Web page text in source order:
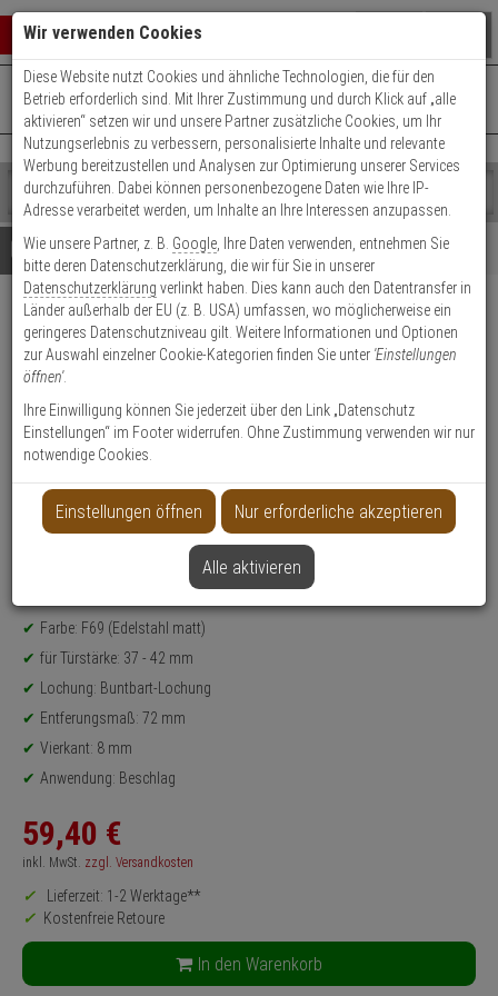
Warenkorb schließen
0 ARTIKEL IM WARENKORB
Ihr Warenkorb ist momentan leer.
Ergebnisse ()
Fertig
Shop
durchsuchen
Bitte
geben
Sie
mindestens
Zeichen
ein,
um
Suche
Es
wurde
noch
Kategorien
Suche
gestartet
+49 (0)821 899 493-0Mo. - Do.: 8:00 - 16:30 | Fr.: 8:00 - 14:00 Uhr
Kontaktservice nutzen
Details Beratung
3er Set Amsterdam
E1400Z/42KV/42KVS Türgriff BB
Produktmerkmale Lagerabverkauf
Datenblatt drucken
Produktinformationen
Set, Drückergarnitur - Modell: Amsterdam
Farbe: F69 (Edelstahl matt)
für Türstärke: 37 - 42 mm
Lochung: Buntbart-Lochung
Entferungsmaß: 72 mm
Vierkant: 8 mm
Anwendung: Beschlag
59,40 €
inkl. MwSt. zzgl. Versandkosten
Lieferzeit: 1-2 Werktage**
Kostenfreie Retoure
In den Warenkorb
Wir verwenden Cookies
Diese Website nutzt Cookies und ähnliche Technologien, die für den
Betrieb erforderlich sind. Mit Ihrer Zustimmung und durch Klick auf „alle
aktivieren“ setzen wir und unsere Partner zusätzliche Cookies, um Ihr
Nutzungserlebnis zu verbessern, personalisierte Inhalte und relevante
Werbung bereitzustellen und Analysen zur Optimierung unserer Services
durchzuführen. Dabei können personenbezogene Daten wie Ihre IP-
Adresse verarbeitet werden, um Inhalte an Ihre Interessen anzupassen.
Wie unsere Partner, z. B. Google , Ihre Daten verwenden, entnehmen Sie
bitte deren Datenschutzerklärung, die wir für Sie in unserer
Datenschutzerklärung verlinkt haben. Dies kann auch den Datentransfer in
Länder außerhalb der EU (z. B. USA) umfassen, wo möglicherweise ein
geringeres Datenschutzniveau gilt. Weitere Informationen und Optionen
zur Auswahl einzelner Cookie-Kategorien finden Sie unter 'Einstellungen
öffnen'.
Ihre Einwilligung können Sie jederzeit über den Link „Datenschutz
Einstellungen“ im Footer widerrufen. Ohne Zustimmung verwenden wir nur
notwendige Cookies.
Einstellungen öffnen Nur erforderliche akzeptieren
Alle aktivieren